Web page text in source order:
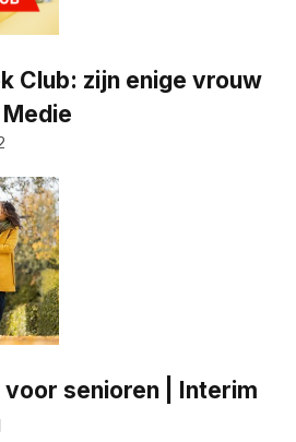
Club: zijn enige vrouw
senioren | Interim